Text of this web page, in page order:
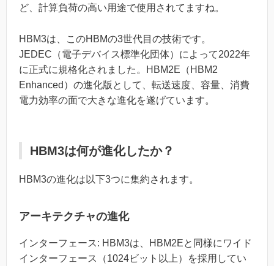
ど、計算負荷の高い用途で使用されてますね。
HBM3は、このHBMの3世代目の技術です。
JEDEC（電子デバイス標準化団体）によって2022年
に正式に規格化されました。HBM2E（HBM2
Enhanced）の進化版として、転送速度、容量、消費
電力効率の面で大きな進化を遂げています。
HBM3は何が進化したか？
HBM3の進化は以下3つに集約されます。
アーキテクチャの進化
インターフェース: HBM3は、HBM2Eと同様にワイド
インターフェース（1024ビット以上）を採用してい